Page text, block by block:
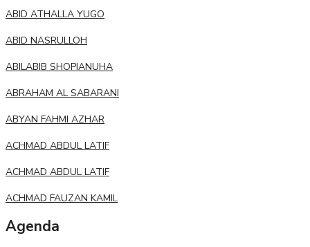
ABID ATHALLA YUGO
ABID NASRULLOH
ABILABIB SHOPIANUHA
ABRAHAM AL SABARANI
ABYAN FAHMI AZHAR
ACHMAD ABDUL LATIF
ACHMAD ABDUL LATIF
ACHMAD FAUZAN KAMIL
Agenda